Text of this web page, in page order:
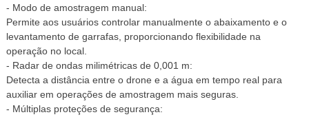
- Modo de amostragem manual:
Permite aos usuários controlar manualmente o abaixamento e o
levantamento de garrafas, proporcionando flexibilidade na
operação no local.
- Radar de ondas milimétricas de 0,001 m:
Detecta a distância entre o drone e a água em tempo real para
auxiliar em operações de amostragem mais seguras.
- Múltiplas proteções de segurança: